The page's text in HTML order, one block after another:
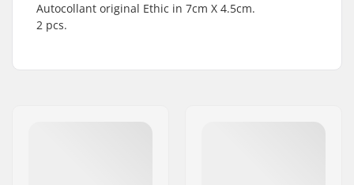
Autocollant original Ethic in 7cm X 4.5cm.
2 pcs.